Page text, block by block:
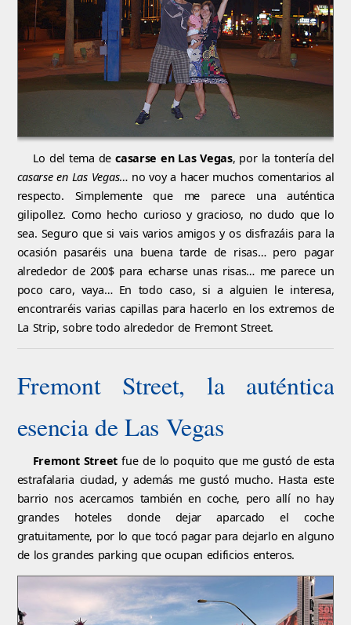
Lo del tema decasarse en Las Vegas, por la tontería del
casarse en Las Vegas… no voy a hacer muchos comentarios al
respecto. Simplemente que me parece una auténtica
gilipollez. Como hecho curioso y gracioso, no dudo que lo
sea. Seguro que si vais varios amigos y os disfrazáis para la
ocasión pasaréis una buena tarde de risas… pero pagar
alrededor de 200$ para echarse unas risas… me parece un
poco caro, vaya… En todo caso, si a alguien le interesa,
encontraréis varias capillas para hacerlo en los extremos de
La Strip, sobre todo alrededor de Fremont Street.
Fremont Street, la auténtica
esencia de Las Vegas
Fremont Streetfue de lo poquito que me gustó de esta
estrafalaria ciudad, y además me gustó mucho. Hasta este
barrio nos acercamos también en coche, pero allí no hay
grandes hoteles donde dejar aparcado el coche
gratuitamente, por lo que tocó pagar para dejarlo en alguno
de los grandes parking que ocupan edificios enteros.